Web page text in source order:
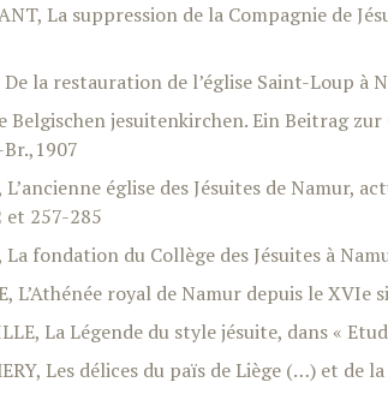
La suppression de la Compagnie de
De la restauration de l’église Saint-Loup
Belgischen jesuitenkirchen. Ein Beitrag
L’ancienne église des Jésuites de Namur,
et 257-285
La fondation du Collège des Jésuites à
L’Athénée royal de Namur depuis le
La Légende du style jésuite, dans «
Les délices du païs de Liège (…) et de